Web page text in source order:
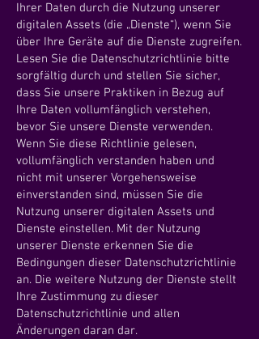
Ihrer Daten durch die Nutzung unserer
digitalen Assets (die „Dienste“), wenn Sie
über Ihre Geräte auf die Dienste zugreifen.
Lesen Sie die Datenschutzrichtlinie bitte
sorgfältig durch und stellen Sie sicher,
dass Sie unsere Praktiken in Bezug auf
Ihre Daten vollumfänglich verstehen,
bevor Sie unsere Dienste verwenden.
Wenn Sie diese Richtlinie gelesen,
vollumfänglich verstanden haben und
nicht mit unserer Vorgehensweise
einverstanden sind, müssen Sie die
Nutzung unserer digitalen Assets und
Dienste einstellen. Mit der Nutzung
unserer Dienste erkennen Sie die
Bedingungen dieser Datenschutzrichtlinie
an. Die weitere Nutzung der Dienste stellt
Ihre Zustimmung zu dieser
Datenschutzrichtlinie und allen
Änderungen daran dar.